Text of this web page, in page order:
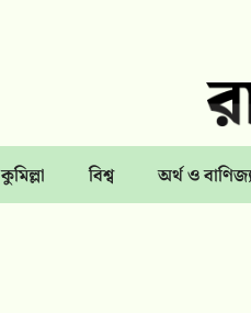
কুমিল্লা বিশ্ব অর্থ ও